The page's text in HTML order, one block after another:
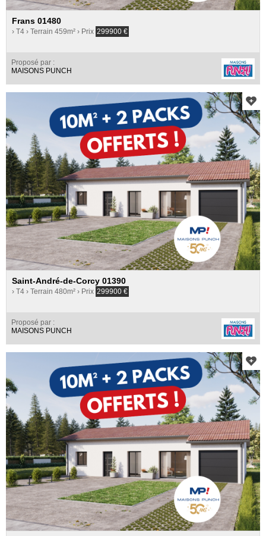
Frans 01480
› T4 › Terrain 459m² › Prix 299900 €
Proposé par :
MAISONS PUNCH
Saint-André-de-Corcy 01390
› T4 › Terrain 480m² › Prix 299900 €
Proposé par :
MAISONS PUNCH